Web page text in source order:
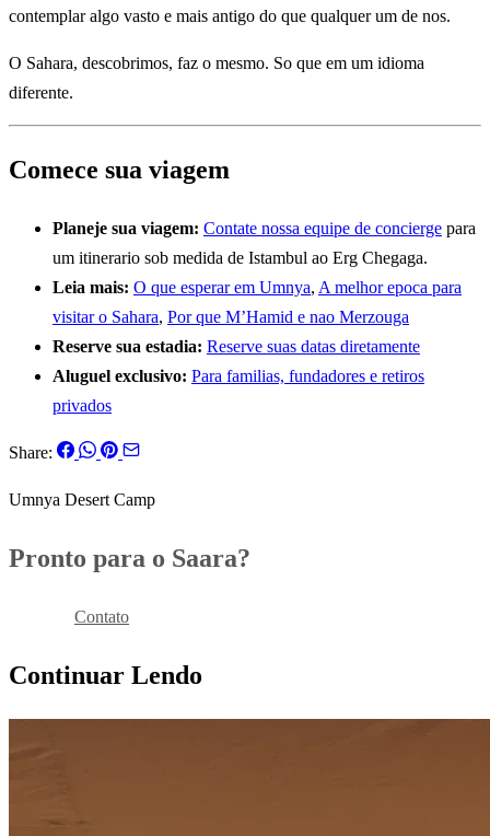
contemplar algo vasto e mais antigo do que qualquer um de nos.
O Sahara, descobrimos, faz o mesmo. So que em um idioma
diferente.
Comece sua viagem
Planeje sua viagem: Contate nossa equipe de concierge para
um itinerario sob medida de Istambul ao Erg Chegaga.
Leia mais: O que esperar em Umnya, A melhor epoca para
visitar o Sahara, Por que M’Hamid e nao Merzouga
Reserve sua estadia: Reserve suas datas diretamente
Aluguel exclusivo: Para familias, fundadores e retiros
privados
Share:
Umnya Desert Camp
Pronto para o Saara?
Contato
Continuar Lendo